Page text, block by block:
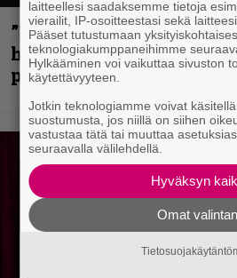
”Mitalini näyttää ihan
huippu-uimari jamittelee
palkinnollaan
laitteellesi saadaksemme tietoja
vierailit, IP-osoitteestasi sekä
Pääset tutustumaan
teknologiakumppaneihimme
Hylkääminen voi vaikuttaa sivuston
käytettävyyteen.
Jotkin teknologiamme voivat
suostumusta, jos niillä on siihen
vastustaa tätä tai muuttaa
seuraavalla välilehdellä.
Hyväksyn
Omat